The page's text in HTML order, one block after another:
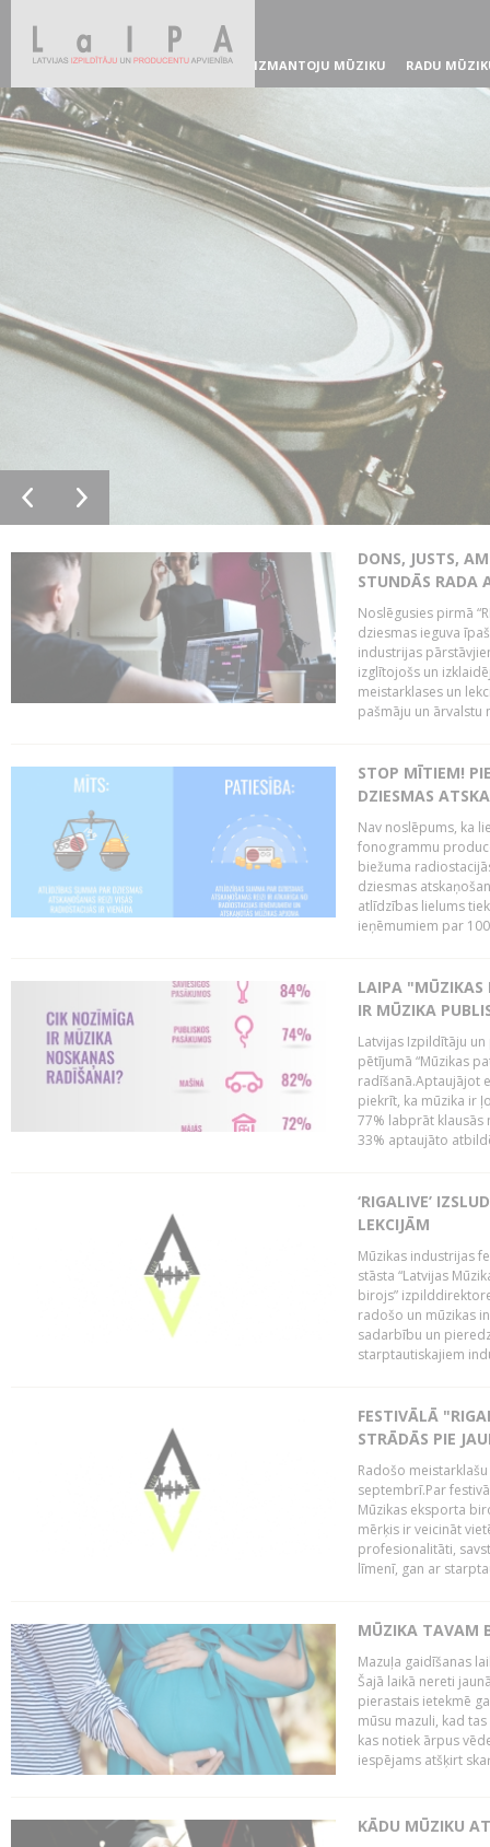
IZMANTOJU MŪZIKU RADU
DONS, JUSTS,
STUNDĀS RADA
Noslēgusies pirmā
dziesmas ieguva
industrijas
izglītojošs un
meistarklases un
pašmāju un ārvalstu
STOP MĪTIEM!
DZIESMAS
Nav noslēpums, ka
fonogrammu
biežuma
dziesmas
atlīdzības lielums
ieņēmumiem par
LAIPA "MŪZIKAS
IR MŪZIKA
Latvijas Izpildītāju
pētījumā “Mūzikas
radīšanā.Aptaujājot
piekrīt, ka mūzika ir
77% labprāt klausās
33% aptaujāto
‘RIGALIVE’
LEKCIJĀM
Mūzikas industrijas
stāsta “Latvijas
birojs”
radošo un mūzikas
sadarbību un
starptautiskajiem
FESTIVĀLĀ
STRĀDĀS PIE
Radošo
septembrī.Par
Mūzikas eksporta
mērķis ir veicināt
profesionalitāti,
līmenī, gan ar
MŪZIKA TAVAM
Mazuļa gaidīšanas
Šajā laikā nereti
pierastais ietekmē
mūsu mazuli, kad
kas notiek ārpus
iespējams atšķirt
KĀDU MŪZIKU